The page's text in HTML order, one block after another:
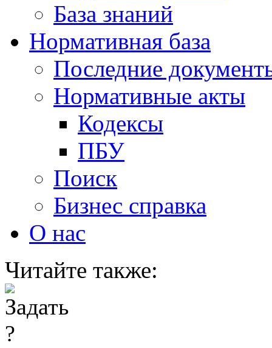
База знаний
Нормативная база
Последние
Нормативные акты
Кодексы
ПБУ
Поиск
Бизнес справка
О нас
Читайте также: